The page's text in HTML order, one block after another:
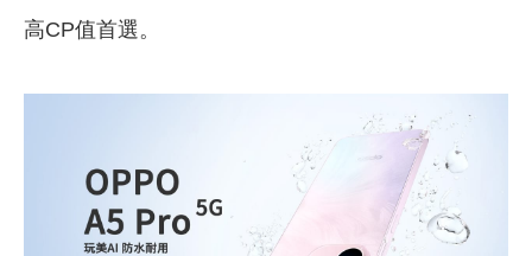
高CP值首選。